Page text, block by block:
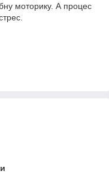
моторику. А процес